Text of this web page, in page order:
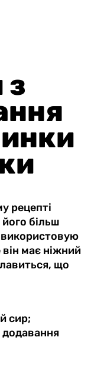
з
рецепті
більш
використовую
має ніжний
що
сир;
додавання